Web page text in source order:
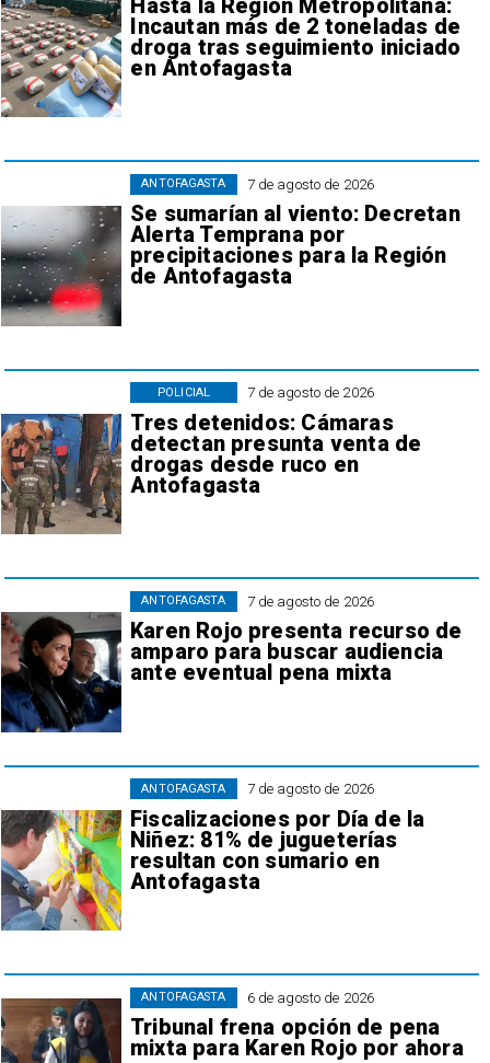
Hasta la Región Metropolitana:
Incautan más de 2 toneladas de
droga tras seguimiento iniciado
en Antofagasta
7 de agosto de 2026
Se sumarían al viento: Decretan
Alerta Temprana por
precipitaciones para la Región
de Antofagasta
ANTOFAGASTA
7 de agosto de 2026
Tres detenidos: Cámaras
detectan presunta venta de
drogas desde ruco en
Antofagasta
POLICIAL
7 de agosto de 2026
Karen Rojo presenta recurso de
amparo para buscar audiencia
ante eventual pena mixta
ANTOFAGASTA
7 de agosto de 2026
Fiscalizaciones por Día de la
Niñez: 81% de jugueterías
resultan con sumario en
Antofagasta
ANTOFAGASTA
6 de agosto de 2026
Tribunal frena opción de pena
mixta para Karen Rojo por ahora
ANTOFAGASTA